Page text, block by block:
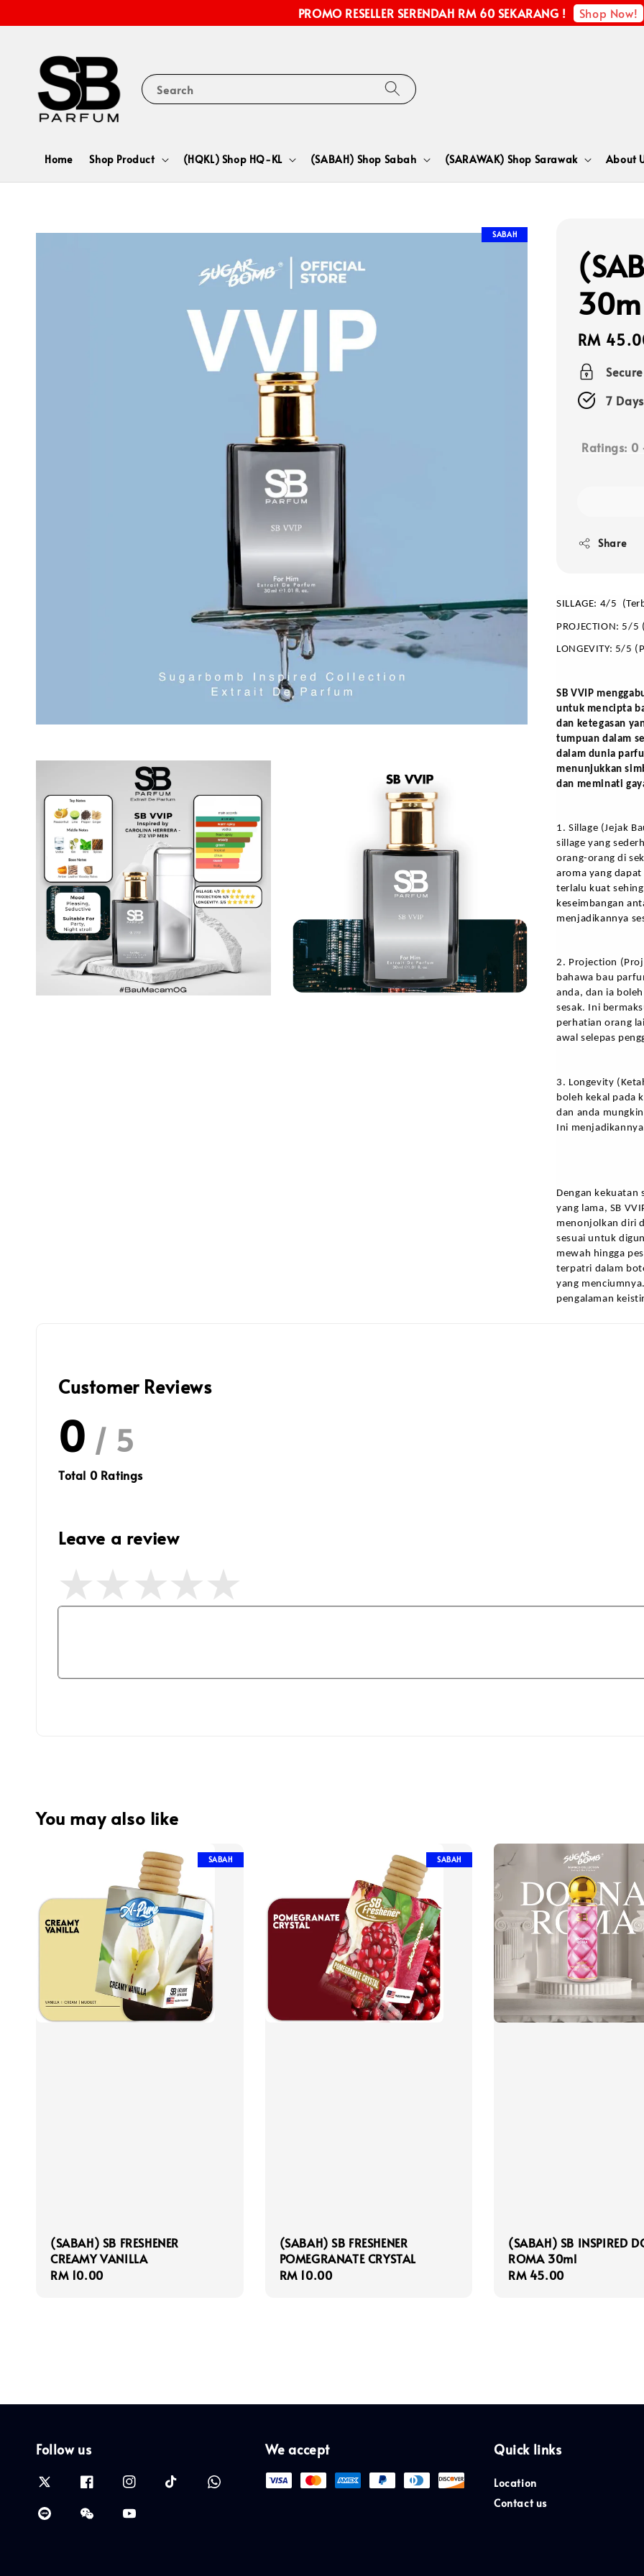
PROMO RESELLER SERENDAH RM 60 SEKARANG ! Shop Now!
Search
Home Shop Product (HQKL) Shop HQ-KL (SABAH) Shop Sabah (SARAWAK) Shop Sarawak About
SABAH
Regular
price
RM
7
Ratings: 0
Share
SILLAGE: 4/5
PROJECTION: 5/
LONGEVITY: 5/5
SB VVIP
untuk mencipta
dan ketegasan
tumpuan dalam
dalam dunia
menunjukkan
dan meminati
1. Sillage (Jejak
sillage yang
orang-orang di
aroma yang
terlalu kuat
keseimbangan
menjadikannya
2. Projection
bahawa bau
anda, dan ia
sesak. Ini
perhatian orang
awal selepas
3. Longevity
boleh kekal pada
dan anda
Ini
Dengan kekuatan
yang lama, SB
menonjolkan diri
sesuai untuk
mewah hingga
terpatri dalam
yang
pengalaman
Customer Reviews
0 / 5
Total 0Ratings
Leave a review
You may also like
SABAH
(SABAH) SB FRESHENER
CREAMY VANILLA
Regular
RM 10.00
SABAH
(SABAH) SB FRESHENER
POMEGRANATE CRYSTAL
Regular
RM 10.00
(SABAH) SB INSPIRED
ROMA 30ml
Regular
RM 45.00
Follow us We accept Quick links
Location
Contact us